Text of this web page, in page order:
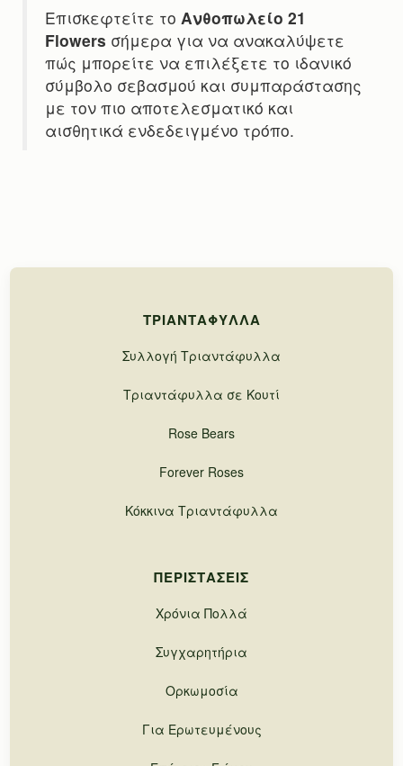
Επισκεφτείτε το Ανθοπωλείο 21
Flowers σήμερα για να ανακαλύψετε
πώς μπορείτε να επιλέξετε το ιδανικό
σύμβολο σεβασμού και συμπαράστασης
με τον πιο αποτελεσματικό και
αισθητικά ενδεδειγμένο τρόπο.
ΤΡΙΑΝΤΆΦΥΛΛΑ
Συλλογή Τριαντάφυλλα
Τριαντάφυλλα σε Κουτί
Rose Bears
Forever Roses
Κόκκινα Τριαντάφυλλα
ΠΕΡΙΣΤΆΣΕΙΣ
Χρόνια Πολλά
Συγχαρητήρια
Ορκωμοσία
Για Ερωτευμένους